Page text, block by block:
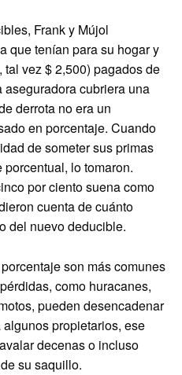
Frank y Mújol
que tenían para su hogar y
vez $ 2,500) pagados de
cubriera una
derrota no era un
en porcentaje. Cuando
de someter sus primas
lo tomaron.
por ciento suena como
cuenta de cuánto
del nuevo deducible.
son más comunes
como huracanes,
pueden desencadenar
propietarios, ese
decenas o incluso
su saquillo.